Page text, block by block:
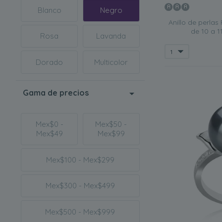
Blanco Negro
Rosa Lavanda
Dorado Multicolor
Gama de precios
Mex$0 -
Mex$49
Mex$50 -
Mex$99
Mex$100 - Mex$299
Mex$300 - Mex$499
Mex$500 - Mex$999
es el regalo perfecto
Cumpleaños
jóvenes, los
diamantes o
Anillo de perlas
de 10 a